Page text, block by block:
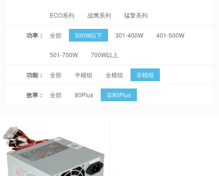
ECO系列 战鹰系列 猛擎系列
功率： 全部 300W以下 301-400W 401-500W
501-700W 700W以上
功能： 全部 半模组 全模组 非模组
效率： 全部 80Plus 非80Plus